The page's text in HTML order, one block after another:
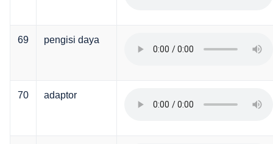
69 pengisi daya
70 adaptor